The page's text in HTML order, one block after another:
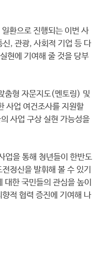
환으로 진행되는 이번 사
, 관광, 사회적 기업 등 다
현에 기여해 줄 것을 당부
춤형 자문지도(멘토링) 및
사업 여건조사를 지원할
사업 구상 실현 가능성을
업을 통해 청년들이 한반도
정신을 발휘해 볼 수 있기
한 국민들의 관심을 높이
적 협력 증진에 기여해 나